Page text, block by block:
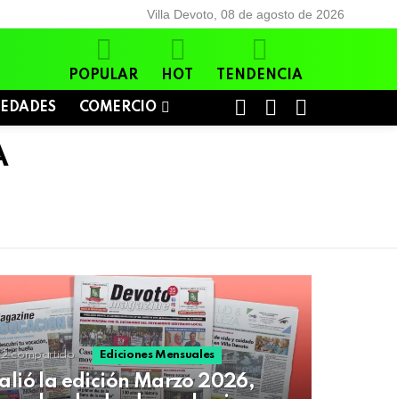
Villa Devoto, 08 de agosto de 2026
POPULAR HOT TENDENCIA
COMERCIO
SWITCH
2 compartido Ediciones Mensuales
la edición Marzo 2026,